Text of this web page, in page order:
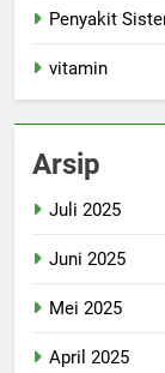
Penyakit
vitamin
Arsip
Juli 2025
Juni 2025
Mei 2025
April 2025